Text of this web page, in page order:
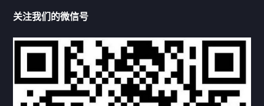
机构链接
联系方式 关于我们
下载与支持
资料下载 视频中心
关注我们的微信号